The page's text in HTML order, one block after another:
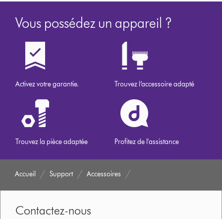
Vous possédez un appareil ?
Activez votre garantie. Trouvez l’accessoire adapté
Trouvez la pièce adaptée Profitez de l'assistance
Accueil Support Accessoires
Contactez-nous